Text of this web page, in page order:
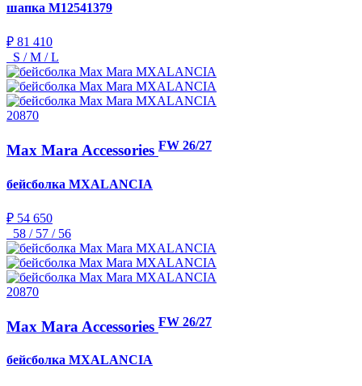
шапка M12541379
₽ 81 410
S / M / L
20870
Max Mara Accessories FW 26/27
бейсболка MXALANCIA
₽ 54 650
58 / 57 / 56
20870
Max Mara Accessories FW 26/27
бейсболка MXALANCIA